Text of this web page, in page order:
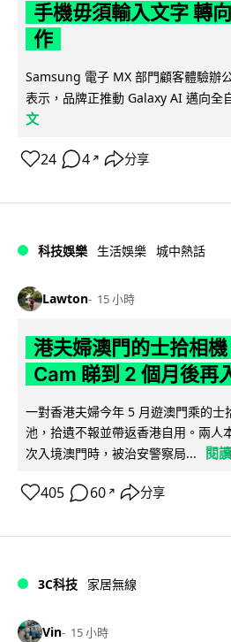
手機毋須輸入文字 轉
作
Samsung 電子 MX 部門顧客體驗辦
表示，品牌正推動 Galaxy AI 邁向全
文
24 4 ↗ 分享
科技娛樂 生活娛樂 城中熱話
Lawton 15 小時
港夫婦澳門的士拾相
Cam 睇到 2 個月後再
一對香港夫婦今年 5 月遊澳門乘的士
池，拾遺不報並帶返香港自用。兩人
次入境澳門時，被治安警察局...
閱
405 60 ↗ 分享
3C科技 家居無線
Vin 15 小時